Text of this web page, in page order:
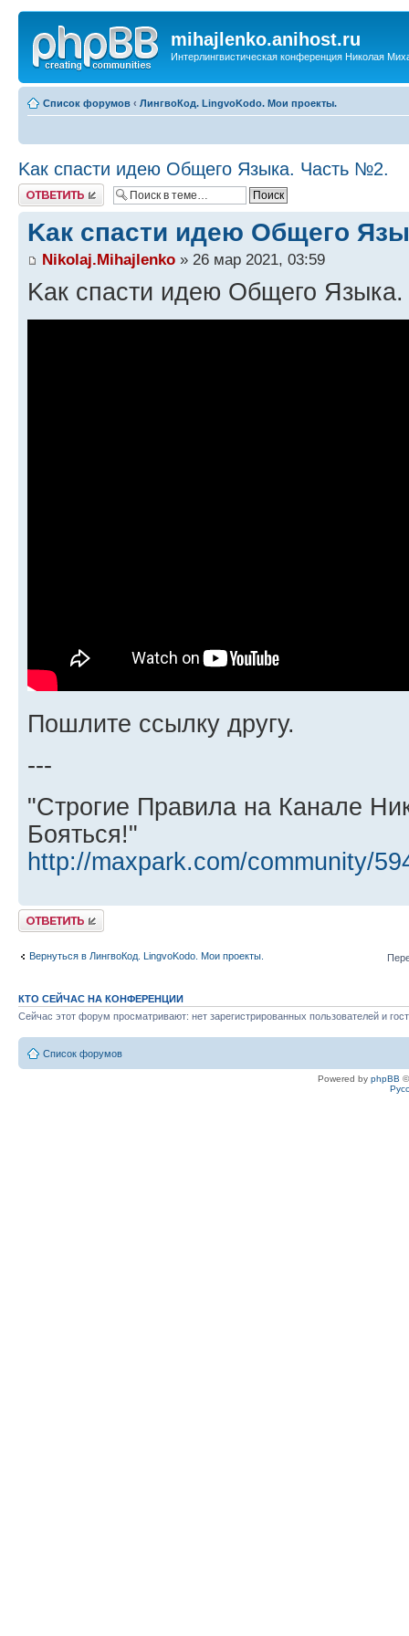
mihajlenko.anihost.ru
Интерлингвистическая конференция Николая
Список форумов ‹ ЛингвоКод. LingvoKodo. Мои проекты.
Kак спасти идею Общего Языка. Часть №2.
Ответить
Kак спасти идею Общего
Nikolaj.Mihajlenko » 26 мар 2021, 03:59
Kак спасти идею Общего
Пошлите ссылку другу.
---
"Строгие Правила на Канале
Бояться!"
http://maxpark.com/community/
Ответить
Вернуться в ЛингвоКод. LingvoKodo. Мои проекты.
КТО СЕЙЧАС НА КОНФЕРЕНЦИИ
Сейчас этот форум просматривают: нет зарегистрированных пользователей и
Список форумов
Powered by phpBB